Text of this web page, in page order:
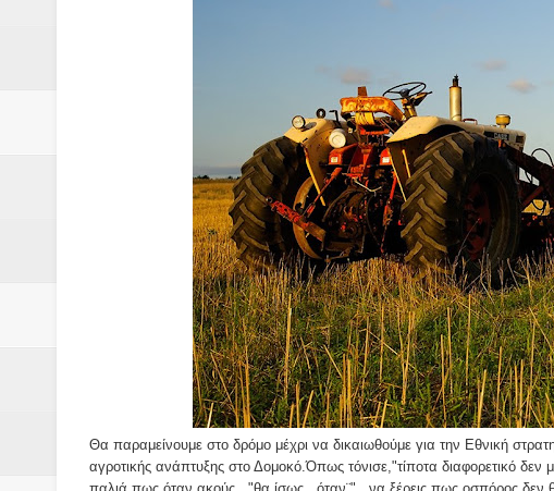
ΝΟΕΜΒΡΙΟΣ 1943 80 χρόνια από το
κατακτητές
Αδελφές Αλεξανδρή: Οι τρίδυμες
Πρωτάθλημα με την Αυστρία!
Ξεκινούν οι αιτήσεις συμμετοχής στο
τη διαμόρφωση - επεξεργασία
ανθεκτικότητας έναντι των επιπτώσεων
Συνεδριάζει η οικονομική επιτροπή του
ΠΡΟΚΗΡΥΞΗ ΑΝΟΙΚΤΟΥ
Θα παραμείνουμε στο δρόμο μέχρι να δικαιωθούμε για την Εθνική
αγροτικής ανάπτυξης στο Δομοκό.Όπως τόνισε,"τίποτα διαφορετικό